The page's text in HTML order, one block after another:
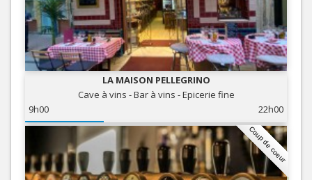
LA MAISON PELLEGRINO
Cave à vins - Bar à vins - Epicerie fine
9h00
22h00
Coup de coeur